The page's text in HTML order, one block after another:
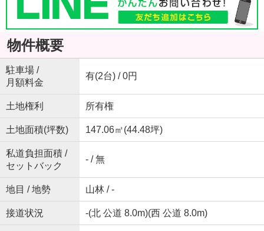
物件概要
駐車場 /
月額料金
有(2台) / 0円
土地権利 所有権
土地面積(坪数) 147.06㎡(44.48坪)
私道負担面積 /
セットバック
- / 無
地目 / 地勢 山林 / -
接道状況 -(北 公道 8.0m)(西 公道 8.0m)